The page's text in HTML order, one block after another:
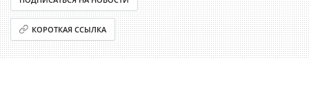
КОРОТКАЯ ССЫЛКА